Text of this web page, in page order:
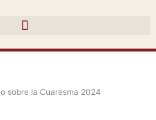
sobre la Cuaresma 2024